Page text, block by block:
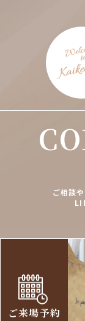
ご相談
ご来場予約